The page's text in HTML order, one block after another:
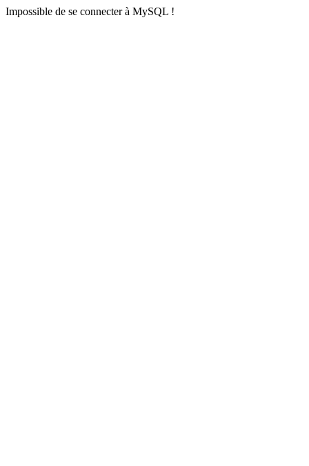
Impossible de se connecter à MySQL !